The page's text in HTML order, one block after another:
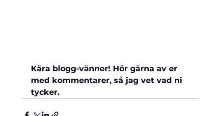
Kära blogg-vänner! Hör gärna av er
med kommentarer, så jag vet vad ni
tycker.